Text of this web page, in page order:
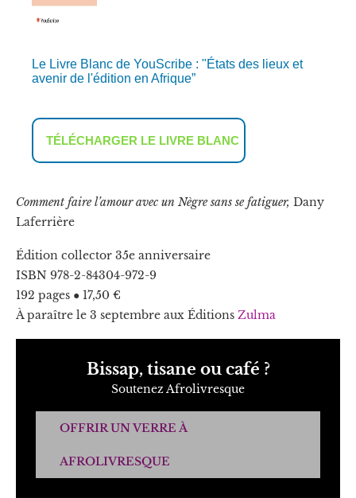
Le Livre Blanc de YouScribe : "États des lieux et
avenir de l'édition en Afrique”
TÉLÉCHARGER LE LIVRE BLANC
Comment faire l’amour avec un Nègre sans se fatiguer, Dany
Laferrière
Édition collector 35e anniversaire
ISBN 978-2-84304-972-9
192 pages ● 17,50 €
À paraître le 3 septembre aux Éditions Zulma
Bissap, tisane ou café ?
Soutenez Afrolivresque
OFFRIR UN VERRE À
AFROLIVRESQUE